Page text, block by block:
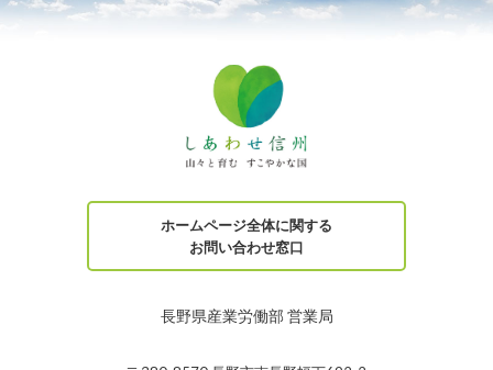
ホームページ全体に関する
お問い合わせ窓口
長野県産業労働部 営業局